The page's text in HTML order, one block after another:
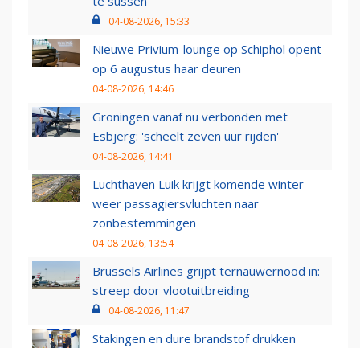
04-08-2026, 15:33
Nieuwe Privium-lounge op Schiphol opent
op 6 augustus haar deuren
04-08-2026, 14:46
Groningen vanaf nu verbonden met
Esbjerg: 'scheelt zeven uur rijden'
04-08-2026, 14:41
Luchthaven Luik krijgt komende winter
weer passagiersvluchten naar
zonbestemmingen
04-08-2026, 13:54
Brussels Airlines grijpt ternauwernood in:
streep door vlootuitbreiding
04-08-2026, 11:47
Stakingen en dure brandstof drukken